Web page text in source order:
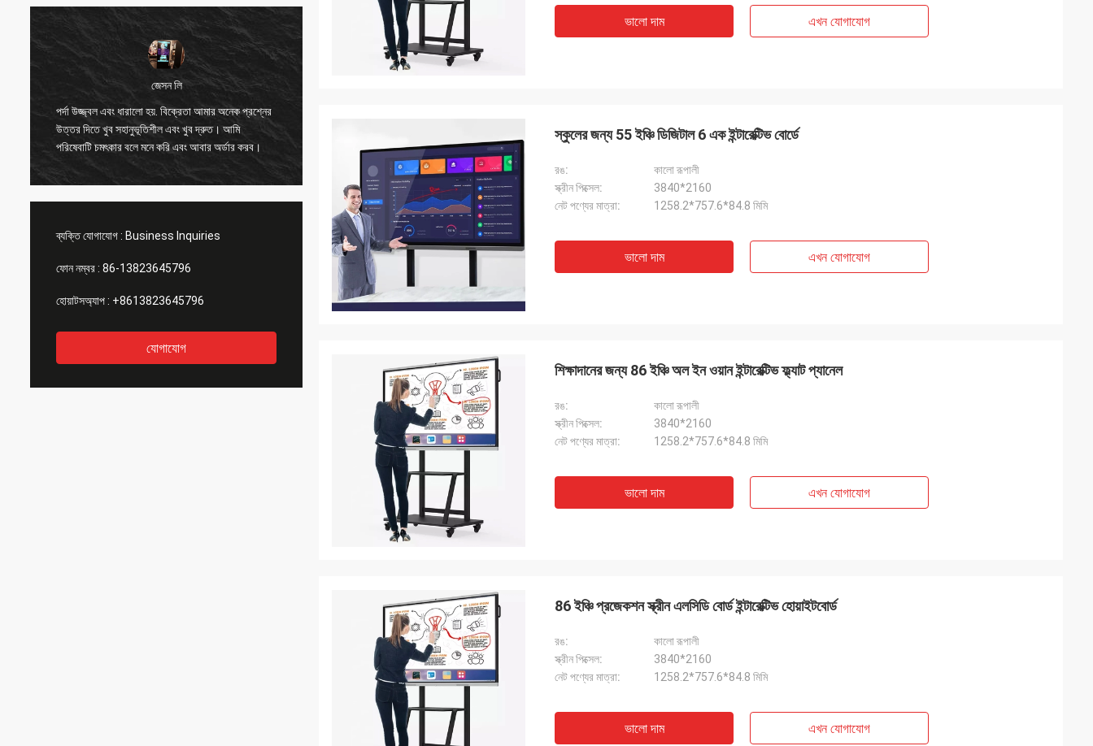
জেসন লি
পর্দা উজ্জ্বল এবং ধারালো হয়. বিক্রেতা আমার অনেক প্রশ্নের
উত্তর দিতে খুব সহানুভূতিশীল এবং খুব দ্রুত। আমি
পরিষেবাটি চমৎকার বলে মনে করি এবং আবার অর্ডার করব।
ব্যক্তি যোগাযোগ : Business Inquiries
ফোন নম্বর : 86-13823645796
হোয়াটসঅ্যাপ : +8613823645796
যোগাযোগ
ভালো দাম এখন যোগাযোগ
স্কুলের জন্য 55 ইঞ্চি ডিজিটাল 6 এক ইন্টারেক্টিভ বোর্ডে
রঙ:
কালো রূপালী
স্ক্রীন পিক্সেল:
3840*2160
নেট পণ্যের মাত্রা:
1258.2*757.6*84.8 মিমি
ভালো দাম এখন যোগাযোগ
শিক্ষাদানের জন্য 86 ইঞ্চি অল ইন ওয়ান ইন্টারেক্টিভ ফ্ল্যাট প্যানেল
রঙ:
কালো রূপালী
স্ক্রীন পিক্সেল:
3840*2160
নেট পণ্যের মাত্রা:
1258.2*757.6*84.8 মিমি
ভালো দাম এখন যোগাযোগ
86 ইঞ্চি প্রজেকশন স্ক্রীন এলসিডি বোর্ড ইন্টারেক্টিভ হোয়াইটবোর্ড
রঙ:
কালো রূপালী
স্ক্রীন পিক্সেল:
3840*2160
নেট পণ্যের মাত্রা:
1258.2*757.6*84.8 মিমি
ভালো দাম এখন যোগাযোগ